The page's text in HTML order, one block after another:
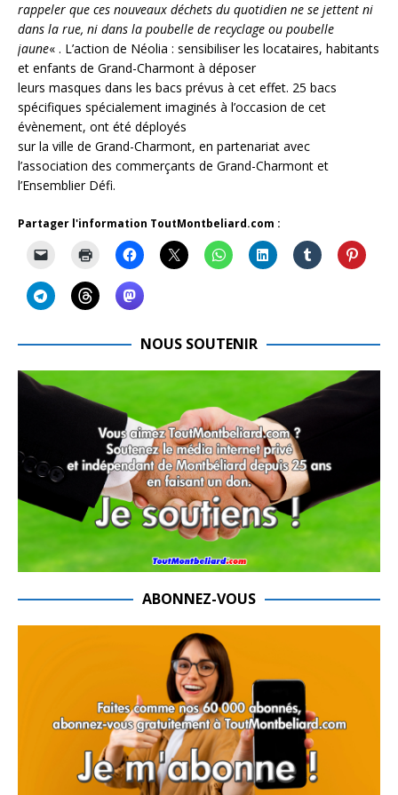
rappeler que ces nouveaux déchets du quotidien ne se jettent ni
dans la rue, ni dans la poubelle de recyclage ou poubelle
jaune« . L’action de Néolia : sensibiliser les locataires, habitants
et enfants de Grand-Charmont à déposer
leurs masques dans les bacs prévus à cet effet. 25 bacs
spécifiques spécialement imaginés à l’occasion de cet
évènement, ont été déployés
sur la ville de Grand-Charmont, en partenariat avec
l’association des commerçants de Grand-Charmont et
l’Ensemblier Défi.
Partager l'information ToutMontbeliard.com :
NOUS SOUTENIR
ABONNEZ-VOUS